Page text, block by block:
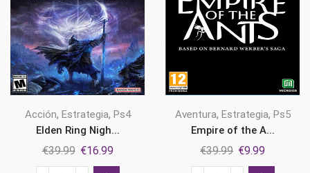
Acción, Estrategia, Ps4
Elden Ring Nigh...
€39.99 El
precio
€16.99El
precio
Aventura, Estrategia, Ps5
Empire of the A...
€39.99 El
precio
€9.99
precio